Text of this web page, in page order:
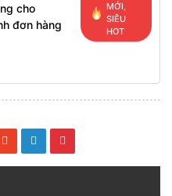
cho
đơn hàng
MỚI,
SIÊU
HOT